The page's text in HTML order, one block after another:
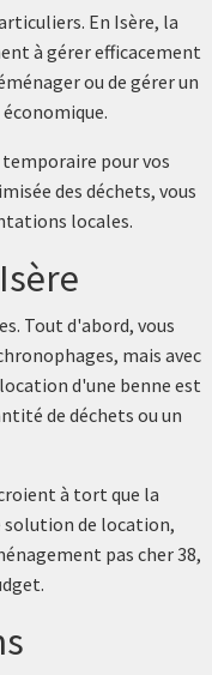
En Isère, la
à gérer efficacement
ou de gérer un
temporaire pour vos
des déchets, vous
locales.
Tout d'abord, vous
mais avec
d'une benne est
de déchets ou un
à tort que la
solution de location,
pas cher 38,